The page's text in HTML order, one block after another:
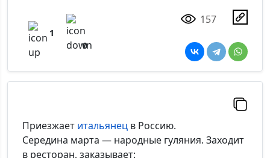
1
0
157
Приезжает итальянец в Россию.
Середина марта — народные гуляния. Заходит
в ресторан, заказывает: